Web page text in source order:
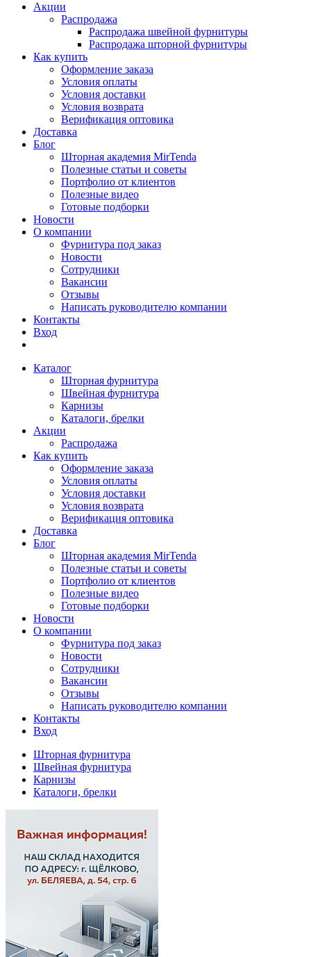
Акции
Распродажа
Распродажа швейной фурнитуры
Распродажа шторной фурнитуры
Как купить
Оформление заказа
Условия оплаты
Условия доставки
Условия возврата
Верификация оптовика
Доставка
Блог
Шторная академия MirTenda
Полезные статьи и советы
Портфолио от клиентов
Полезные видео
Готовые подборки
Новости
О компании
Фурнитура под заказ
Новости
Сотрудники
Вакансии
Отзывы
Написать руководителю компании
Контакты
Вход
Каталог
Шторная фурнитура
Швейная фурнитура
Карнизы
Каталоги, брелки
Акции
Распродажа
Как купить
Оформление заказа
Условия оплаты
Условия доставки
Условия возврата
Верификация оптовика
Доставка
Блог
Шторная академия MirTenda
Полезные статьи и советы
Портфолио от клиентов
Полезные видео
Готовые подборки
Новости
О компании
Фурнитура под заказ
Новости
Сотрудники
Вакансии
Отзывы
Написать руководителю компании
Контакты
Вход
Шторная фурнитура
Швейная фурнитура
Карнизы
Каталоги, брелки